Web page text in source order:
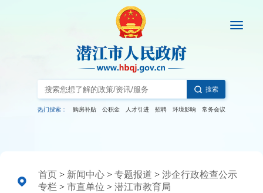
搜索
热门搜索： 购房补贴 公积金 人才引进 招聘 环境影响 常务会议
首页 > 新闻中心 > 专题报道 > 涉企行政检查公示
专栏 > 市直单位 > 潜江市教育局